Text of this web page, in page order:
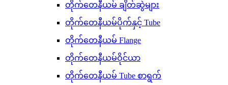
တိုက်တေနီယမ် ချိတ်ဆွဲများ
တိုက်တေနီယမ်ပိုက်နှင့် Tube
တိုက်တေနီယမ် Flange
တိုက်တေနီယမ်ဝိုင်ယာ
တိုက်တေနီယမ် Tube စာရွက်